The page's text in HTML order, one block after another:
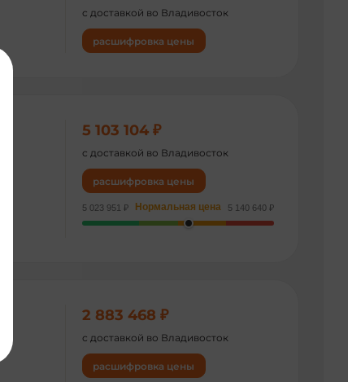
с доставкой во Владивосток
расшифровка цены
5 103 104 ₽
с доставкой во Владивосток
расшифровка цены
5 023 951 ₽ Нормальная цена 5 140 640 ₽
2 883 468 ₽
с доставкой во Владивосток
расшифровка цены